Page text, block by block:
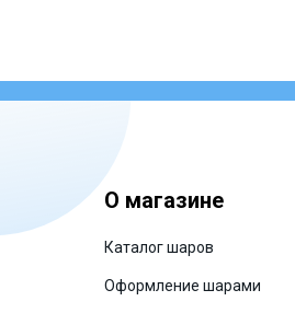
О магазине
Каталог шаров
Оформление шарами